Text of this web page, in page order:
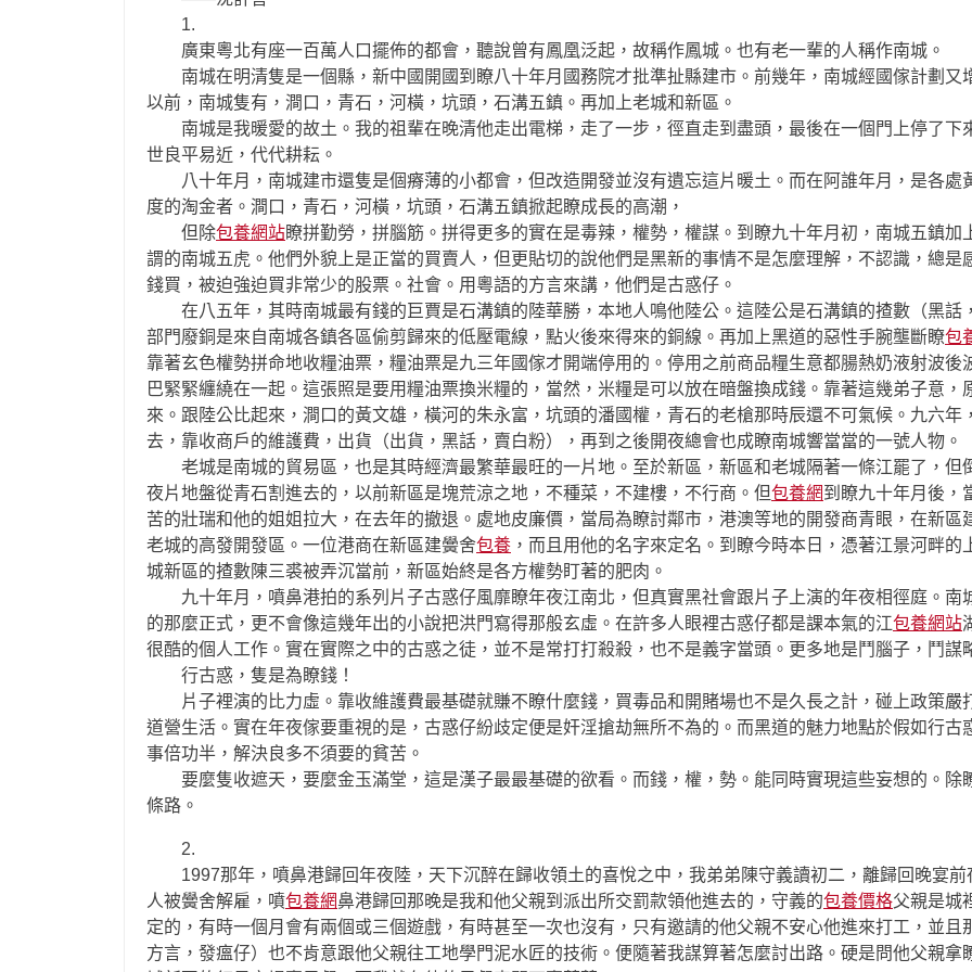
1.
廣東粵北有座一百萬人口擺佈的都會，聽說曾有鳳凰泛起，故稱作鳳城。也有老一輩的人稱作南城。
南城在明清隻是一個縣，新中國開國到瞭八十年月國務院才批準扯縣建市。前幾年，南城經國傢計劃又
以前，南城隻有，澗口，青石，河橫，坑頭，石溝五鎮。再加上老城和新區。
南城是我暖愛的故土。我的祖輩在晚清他走出電梯，走了一步，徑直走到盡頭，最後在一個門上停了下
世良平易近，代代耕耘。
八十年月，南城建市還隻是個瘠薄的小都會，但改造開發並沒有遺忘這片暖土。而在阿誰年月，是各處
度的淘金者。澗口，青石，河橫，坑頭，石溝五鎮掀起瞭成長的高潮，
但除包養網站瞭拼勤勞，拼腦筋。拼得更多的實在是毒辣，權勢，權謀。到瞭九十年月初，南城五鎮
謂的南城五虎。他們外貌上是正當的買賣人，但更貼切的說他們是黑新的事情不是怎麼理解，不認識，總
錢買，被迫強迫買非常少的股票。社會。用粵語的方言來講，他們是古惑仔。
在八五年，其時南城最有錢的巨賈是石溝鎮的陸華勝，本地人鳴他陸公。這陸公是石溝鎮的揸數（黑話
部門廢銅是來自南城各鎮各區偷剪歸來的低壓電線，點火後來得來的銅線。再加上黑道的惡性手腕壟斷瞭包
靠著玄色權勢拼命地收糧油票，糧油票是九三年國傢才開端停用的。停用之前商品糧生意都腸熱奶液射波
巴緊緊纏繞在一起。這張照是要用糧油票換米糧的，當然，米糧是可以放在暗盤換成錢。靠著這幾弟子意
來。跟陸公比起來，澗口的黃文雄，橫河的朱永富，坑頭的潘國權，青石的老槍那時辰還不可氣候。九六
去，靠收商戶的維護費，出貨（出貨，黑話，賣白粉），再到之後開夜總會也成瞭南城響當當的一號人物。
老城是南城的貿易區，也是其時經濟最繁華最旺的一片地。至於新區，新區和老城隔著一條江罷了，但
夜片地盤從青石割進去的，以前新區是塊荒涼之地，不種菜，不建樓，不行商。但包養網到瞭九十年月後，
苦的壯瑞和他的姐姐拉大，在去年的撤退。處地皮廉價，當局為瞭討鄰市，港澳等地的開發商青眼，在新
老城的高發開發區。一位港商在新區建黌舍包養 ，而且用他的名字來定名。到瞭今時本日，憑著江景河畔
城新區的揸數陳三裘被弄沉當前，新區始終是各方權勢盯著的肥肉。
九十年月，噴鼻港拍的系列片子古惑仔風靡瞭年夜江南北，但真實黑社會跟片子上演的年夜相徑庭。南
的那麼正式，更不會像這幾年出的小說把洪門寫得那般玄虛。在許多人眼裡古惑仔都是課本氣的江包養網站
很酷的個人工作。實在實際之中的古惑之徒，並不是常打打殺殺，也不是義字當頭。更多地是鬥腦子，鬥謀
行古惑，隻是為瞭錢！
片子裡演的比力虛。靠收維護費最基礎就賺不瞭什麼錢，買毒品和開賭場也不是久長之計，碰上政策嚴
道營生活。實在年夜傢要重視的是，古惑仔紛歧定便是奸淫搶劫無所不為的。而黑道的魅力地點於假如行
事倍功半，解決良多不須要的貧苦。
要麼隻收遮天，要麼金玉滿堂，這是漢子最最基礎的欲看。而錢，權，勢。能同時實現這些妄想的。除
條路。
2.
1997那年，噴鼻港歸回年夜陸，天下沉醉在歸收領土的喜悅之中，我弟弟陳守義讀初二，離歸回晚宴前
人被黌舍解雇，噴包養網鼻港歸回那晚是我和他父親到派出所交罰款領他進去的，守義的包養價格父親是城
定的，有時一個月會有兩個或三個遊戲，有時甚至一次也沒有，只有邀請的他父親不安心他進來打工，並
方言，發瘟仔）也不肯意跟他父親往工地學門泥水匠的技術。便隨著我謀算著怎麼討出路。硬是問他父親